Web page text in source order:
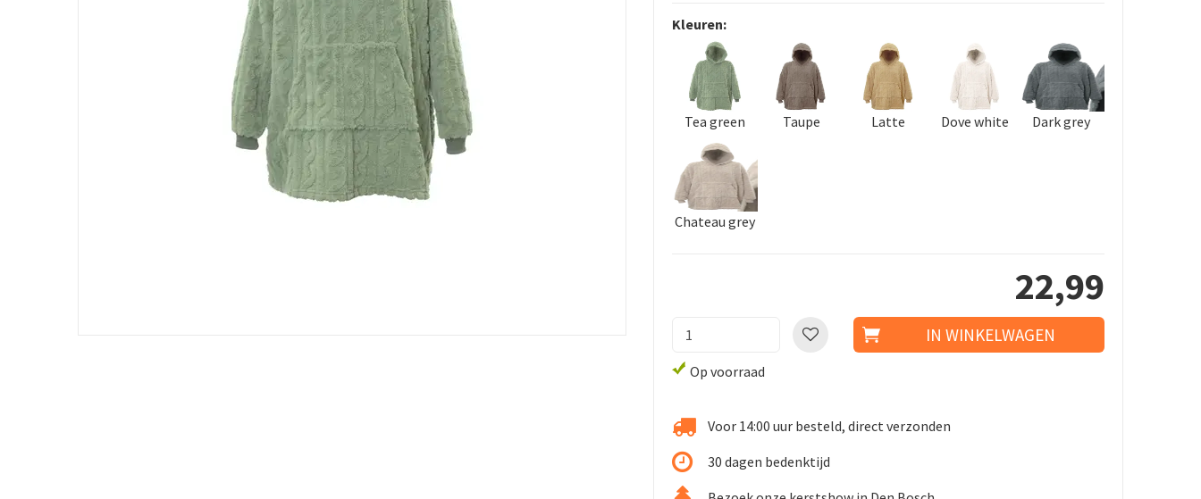
Kleuren:
Tea green Taupe Latte Dove white Dark grey
Chateau grey
22,99
Op voorraad
Voor 14:00 uur besteld, direct verzonden
30 dagen bedenktijd